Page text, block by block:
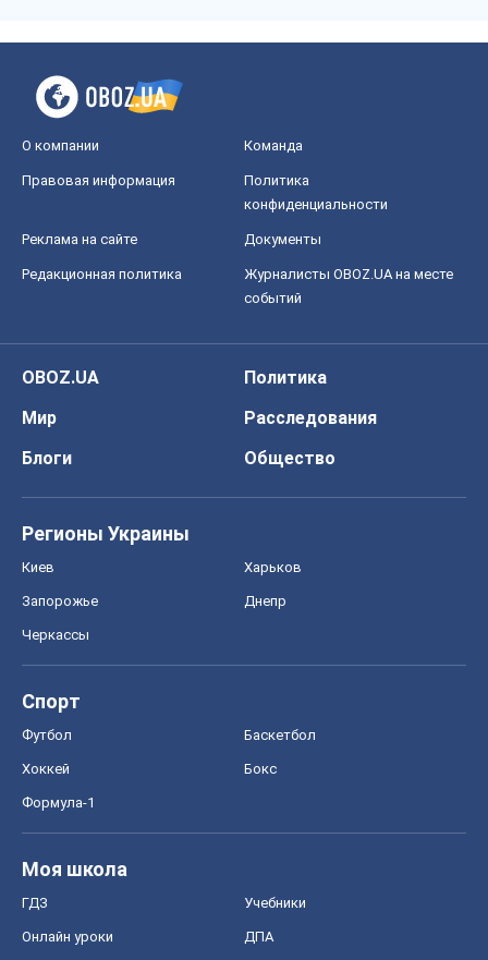
О компании Команда
Правовая информация
Политика
конфиденциальности
Реклама на сайте Документы
Редакционная политика
Журналисты OBOZ.UA на месте
событий
OBOZ.UA
Политика
Мир
Расследования
Блоги
Общество
Регионы Украины
Киев Харьков
Запорожье Днепр
Черкассы
Спорт
Футбол Баскетбол
Хоккей Бокс
Формула-1
Моя школа
ГДЗ Учебники
Онлайн уроки ДПА